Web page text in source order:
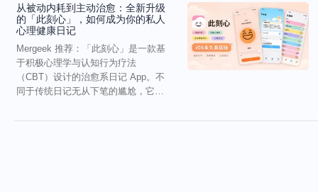
从被动内耗到主动治愈：全新升级
的「此刻心」，如何成为你的私人
心理健康日记
Mergeek 推荐：「此刻心」是一款基
于积极心理学与认知行为疗法
（CBT）设计的治愈系日记 App。不
同于传统日记无从下笔的尴尬，它通